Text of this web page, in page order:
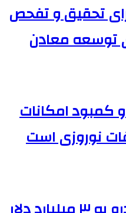
تحقیق و تفحص
توسعه معادن
کمبود امکانات
نوروزی است